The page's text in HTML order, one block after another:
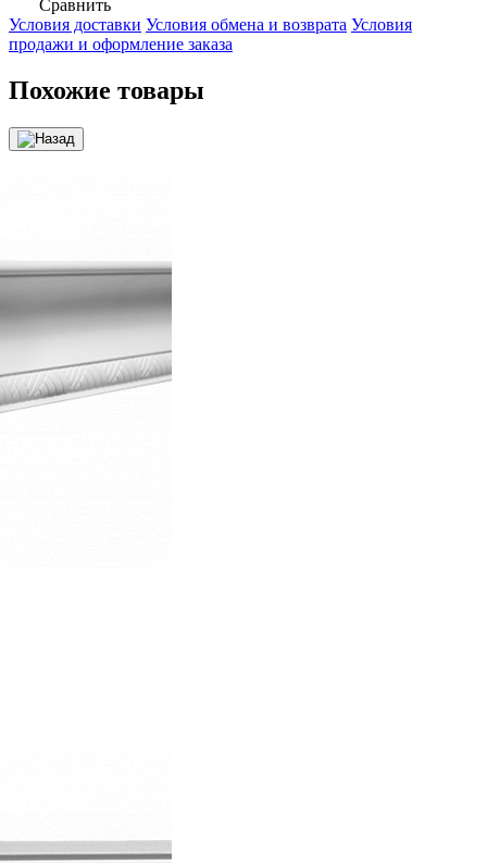
Сравнить
Условия доставки Условия обмена и возврата Условия
продажи и оформление заказа
Похожие товары